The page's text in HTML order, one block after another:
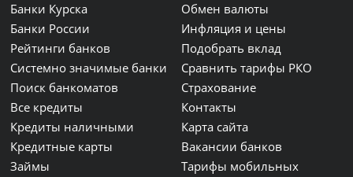
Банки Курска
Банки России
Рейтинги банков
Системно значимые банки
Поиск банкоматов
Все кредиты
Кредиты наличными
Кредитные карты
Займы
Обмен валюты
Инфляция и цены
Подобрать вклад
Сравнить тарифы РКО
Страхование
Контакты
Карта сайта
Вакансии банков
Тарифы мобильных